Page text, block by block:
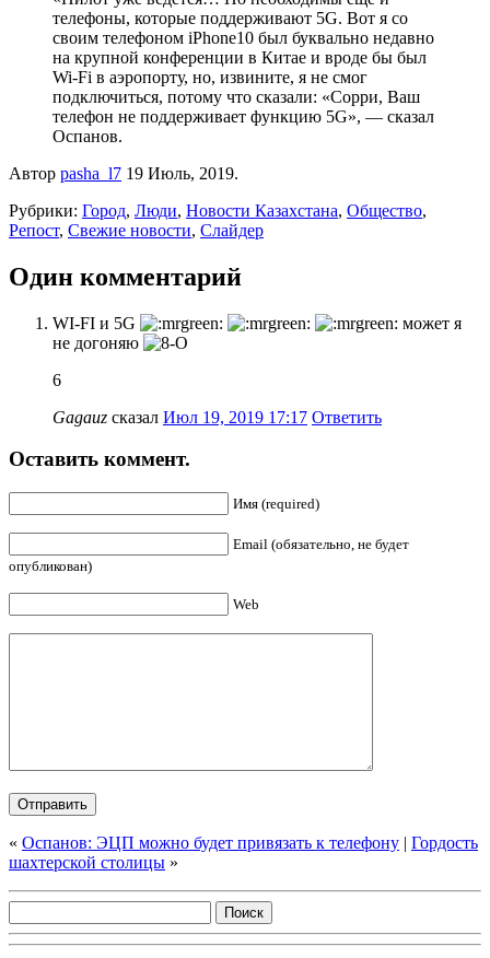
телефоны, которые поддерживают 5G. Вот я со
своим телефоном iPhone10 был буквально недавно
на крупной конференции в Китае и вроде бы был
Wi-Fi в аэропорту, но, извините, я не смог
подключиться, потому что сказали: «Сорри, Ваш
телефон не поддерживает функцию 5G», — сказал
Оспанов.
Автор pasha_l7 19 Июль, 2019.
Рубрики: Город, Люди, Новости Казахстана, Общество,
Репост, Свежие новости, Слайдер
Один комментарий
WI-FI и 5G
может я
не догоняю
6
Gagauz сказал Июл 19, 2019 17:17 Ответить
Оставить коммент.
Имя (required)
Email (обязательно, не будет
опубликован)
Web
« Оспанов: ЭЦП можно будет привязать к телефону | Гордость
шахтерской столицы »